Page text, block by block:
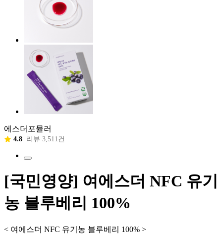
에스더포뮬러
4.8 리뷰 3,511건
[국민영양] 여에스더 NFC 유기
농 블루베리 100%
< 여에스더 NFC 유기농 블루베리 100% >